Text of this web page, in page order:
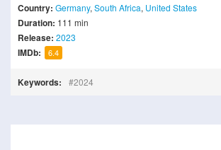
Country: Germany, South Africa, United States
Duration: 111 min
Release: 2023
IMDb: 6.4
Keywords: 2024